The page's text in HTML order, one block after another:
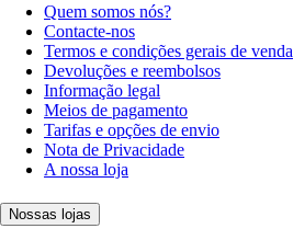
Quem somos nós?
Contacte-nos
Termos e condições gerais de venda
Devoluções e reembolsos
Informação legal
Meios de pagamento
Tarifas e opções de envio
Nota de Privacidade
A nossa loja
Nossas lojas